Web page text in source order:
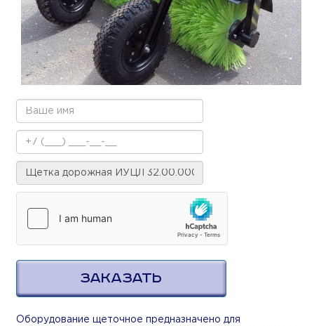
ЗАКАЗАТЬ
Оборудование щеточное предназначено для